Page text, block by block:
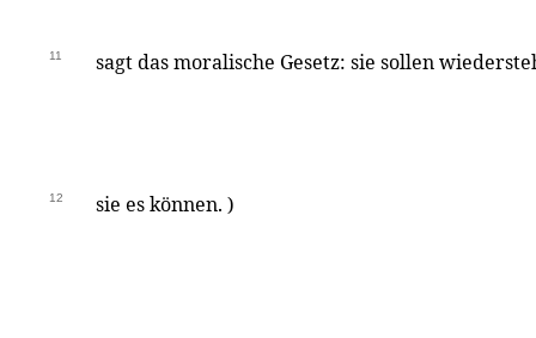
11 sagt das moralische Gesetz: sie sollen
12 sie es können. )